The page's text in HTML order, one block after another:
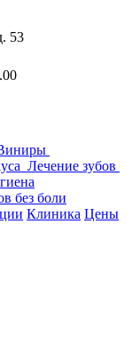
53
Лечение зубов
без боли
Клиника Цены